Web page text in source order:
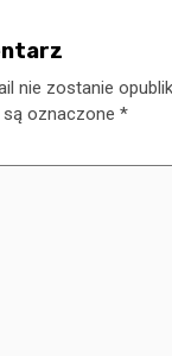
nie zostanie
oznaczone *